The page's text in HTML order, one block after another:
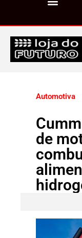
Automotiva
de